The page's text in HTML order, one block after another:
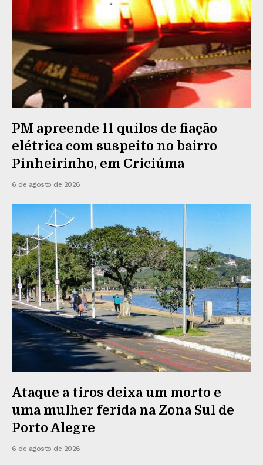
PM apreende 11 quilos de fiação
elétrica com suspeito no bairro
Pinheirinho, em Criciúma
6 de agosto de 2026
Ataque a tiros deixa um morto e
uma mulher ferida na Zona Sul de
Porto Alegre
6 de agosto de 2026